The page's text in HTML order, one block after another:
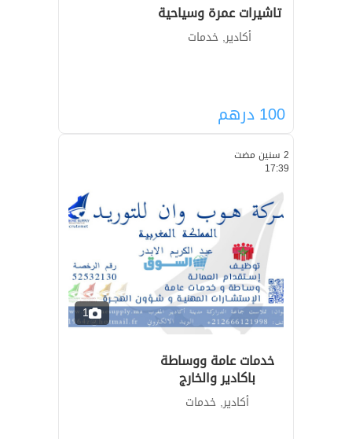
تاشيرات عمرة وسياحية
أكادير, خدمات
100درهم
2 سنين مضت
17:39
1
خدمات عامة ووساطة
باكادير والخارج
أكادير, خدمات